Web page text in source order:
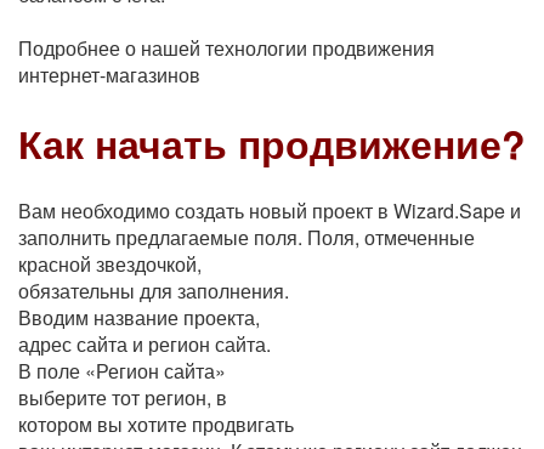
Подробнее о нашей технологии продвижения
интернет-магазинов
Как начать продвижение?
Вам необходимо создать новый проект в Wizard.Sape и
заполнить предлагаемые поля. Поля, отмеченные
красной звездочкой,
обязательны для заполнения.
Вводим название проекта,
адрес сайта и регион сайта.
В поле «Регион сайта»
выберите тот регион, в
котором вы хотите продвигать